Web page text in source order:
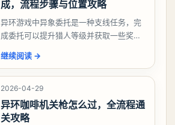
成，流程步骤与位置攻略
异环游戏中异象委托是一种支线任务，完
成委托可以提升猎人等级并获取一些奖
么做，今天游戏熊就来告诉大家。异环异
象委托唤孤归任务攻
继续阅读 →
2026-04-29
异环咖啡机关枪怎么过，全流程通
关攻略